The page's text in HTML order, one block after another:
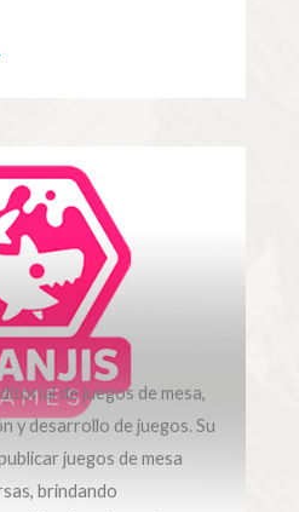
de juegos de mesa,
y desarrollo de juegos. Su
juegos de mesa
brindando